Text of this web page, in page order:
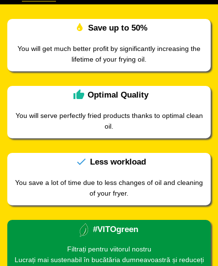
Save up to 50%
You will get much better profit by significantly increasing the
lifetime of your frying oil.
thumb_up Optimal Quality
You will serve perfectly fried products thanks to optimal clean
oil.
check Lessworkload
You save a lot of time due to less changes of oil and cleaning
of your fryer.
#VITOgreen
Filtrați pentru viitorul nostru
Lucrați mai sustenabil în bucătăria dumneavoastră și reduceți